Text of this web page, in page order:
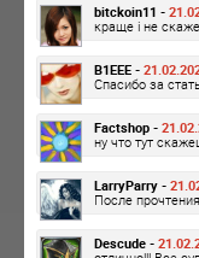
bitckoin11 -
краще і не
B1EEE -
Спасибо за
Factshop -
ну что тут
LarryParry -
После
Descude -